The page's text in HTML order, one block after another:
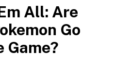
All: Are
Go
Game?